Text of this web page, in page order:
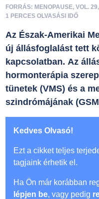
FORRÁS: MENOPAUSE,
1 PERCES OLVASÁSI IDŐ
Az Észak-Amerikai
új állásfoglalást tett
kapcsolatban. Az
hormonterápia
tünetek (VMS) és a
szindrómájának
Kedves Olvasó!
Ezt a cikket teljes
tagjaink érhetik el.
Ha Ön már korábban
lépjen be, vagy pedig